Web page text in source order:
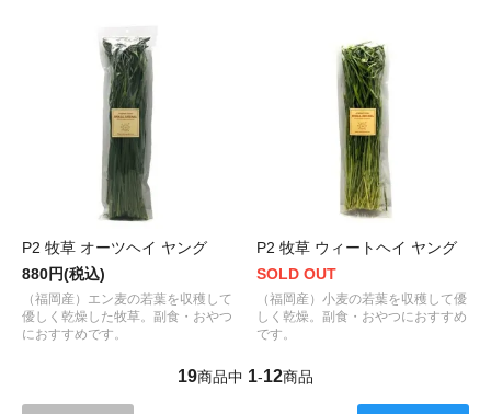
P2 牧草 オーツヘイ ヤング
880円(税込)
（福岡産）エン麦の若葉を収穫して
優しく乾燥した牧草。副食・おやつ
におすすめです。
P2 牧草 ウィートヘイ ヤング
SOLD OUT
（福岡産）小麦の若葉を収穫して優
しく乾燥。副食・おやつにおすすめ
です。
19商品中 1-12商品